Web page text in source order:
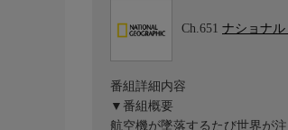
Ch.651 ナショナ
番組詳細内容
▼番組概要
航空機が墜落するたび世界が